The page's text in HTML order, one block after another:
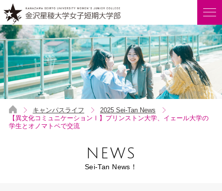
キャンパスライフ
2025 Sei-Tan News
【異文化コミュニケーションⅠ】プリンストン大学、イェール大学の
学生とオノマトペで交流
NEWS
Sei-Tan News！